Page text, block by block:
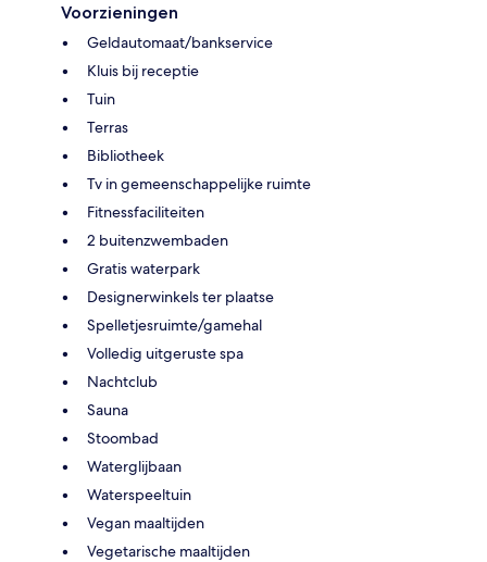
Voorzieningen
Geldautomaat/bankservice
Kluis bij receptie
Tuin
Terras
Bibliotheek
Tv in gemeenschappelijke ruimte
Fitnessfaciliteiten
2 buitenzwembaden
Gratis waterpark
Designerwinkels ter plaatse
Spelletjesruimte/gamehal
Volledig uitgeruste spa
Nachtclub
Sauna
Stoombad
Waterglijbaan
Waterspeeltuin
Vegan maaltijden
Vegetarische maaltijden